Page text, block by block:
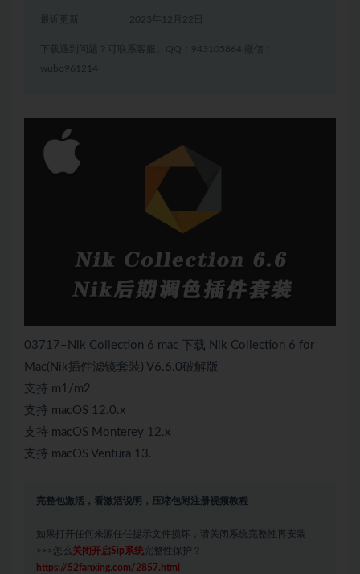
2023年12月22日
下载遇到问题？可联系客服。QQ：943105864 微信：
wubo961214
03717–Nik Collection 6 mac 下载 Nik Collection 6 for
Mac(Nik插件滤镜套装) V6.6.0破解版
支持 m1/m2
支持 macOS 12.0.x
支持 macOS Monterey 12.x
支持 macOS Ventura 13.
完整包激活，看激活说明，压缩包附注册视频教程
如果打开任何来源任任提示文件损坏，请关闭系统完整性再安装
>>>怎么 关闭开启Sip系统完整性保护？
https://52fanxing.com/2857.html